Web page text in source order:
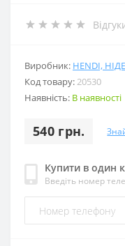
Виробник: HENDI,
Код товару:20530
Наявність: В наявності
540 грн.
Купити в один
Введіть номер